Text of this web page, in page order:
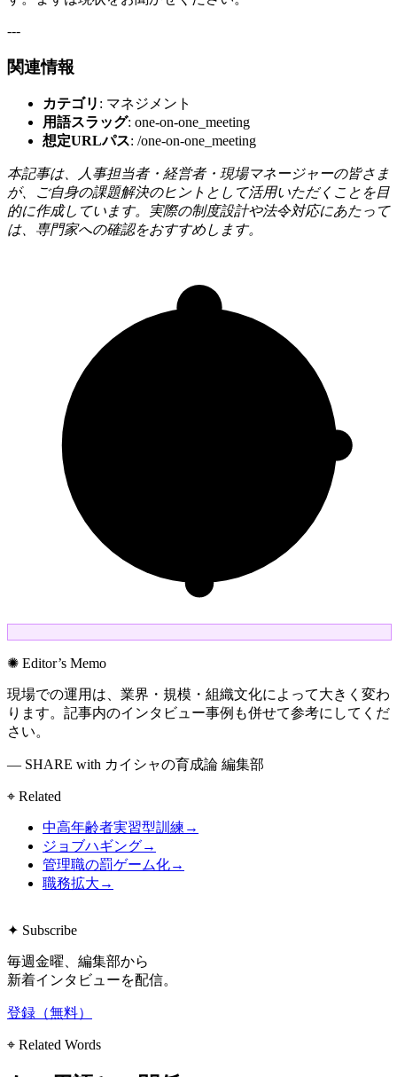
---
関連情報
カテゴリ : マネジメント
用語スラッグ: one-on-one_meeting
想定URLパス: /one-on-one_meeting
本記事は、人事担当者・経営者・現場マネージャーの皆さま
が、ご自身の課題解決のヒントとして活用いただくことを目
的に作成しています。実際の制度設計や法令対応にあたって
は、専門家への確認をおすすめします。
✺ Editor’s Memo
現場での運用は、業界・規模・組織文化によって大きく変わ
ります。記事内のインタビュー事例も併せて参考にしてくだ
さい。
— SHARE with カイシャの育成論 編集部
⌖ Related
中高年齢者実習型訓練 →
ジョブハギング→
管理職の罰ゲーム化→
職務拡大 →
✦ Subscribe
毎週金曜、編集部から
新着インタビューを配信。
登録（無料）
⌖ Related Words